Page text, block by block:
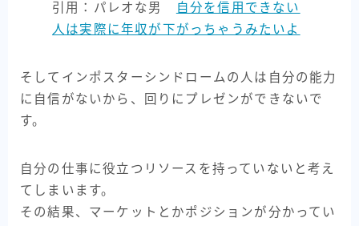
引用：パレオな男
自分を信用できない
人は実際に年収が下がっちゃうみたいよ
そしてインポスターシンドロームの人は自分の能力
に自信がないから、回りにプレゼンができないで
す。
自分の仕事に役立つリソースを持っていないと考え
てしまいます。
その結果、マーケットとかポジションが分かってい